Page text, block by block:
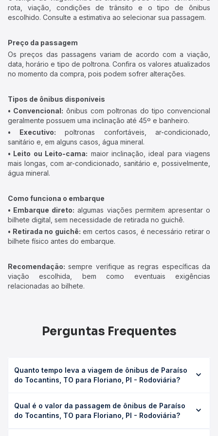
rota, viação, condições de trânsito e o tipo de ônibus
escolhido. Consulte a estimativa ao selecionar sua passagem.
Preço da passagem
Os preços das passagens variam de acordo com a viação,
data, horário e tipo de poltrona. Confira os valores atualizados
no momento da compra, pois podem sofrer alterações.
Tipos de ônibus disponíveis
• Convencional: ônibus com poltronas do tipo convencional
geralmente possuem uma inclinação até 45º e banheiro.
• Executivo: poltronas confortáveis, ar-condicionado,
sanitário e, em alguns casos, água mineral.
• Leito ou Leito-cama: maior inclinação, ideal para viagens
mais longas, com ar-condicionado, sanitário e, possivelmente,
água mineral.
Como funciona o embarque
• Embarque direto: algumas viações permitem apresentar o
bilhete digital, sem necessidade de retirada no guichê.
• Retirada no guichê: em certos casos, é necessário retirar o
bilhete físico antes do embarque.
Recomendação: sempre verifique as regras específicas da
viação escolhida, bem como eventuais exigências
relacionadas ao bilhete.
Perguntas Frequentes
Quanto tempo leva a viagem de ônibus de Paraíso
do Tocantins, TO para Floriano, PI - Rodoviária?
Floriano, PI - Rodoviária leva em média 18h 5min, podendo
variar conforme a viação, o tipo de serviço (convencional,
Qual é o valor da passagem de ônibus de Paraíso
do Tocantins, TO para Floriano, PI - Rodoviária?